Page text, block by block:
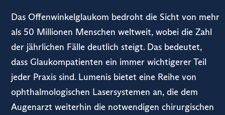
Das Offenwinkelglaukom bedroht die Sicht von mehr
als 50 Millionen Menschen weltweit, wobei die Zahl
der jährlichen Fälle deutlich steigt. Das bedeutet,
dass Glaukompatienten ein immer wichtigerer Teil
jeder Praxis sind. Lumenis bietet eine Reihe von
ophthalmologischen Lasersystemen an, die dem
Augenarzt weiterhin die notwendigen chirurgischen